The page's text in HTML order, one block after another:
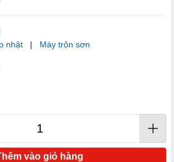
nhật | Máy trộn sơn
vào giỏ hàng